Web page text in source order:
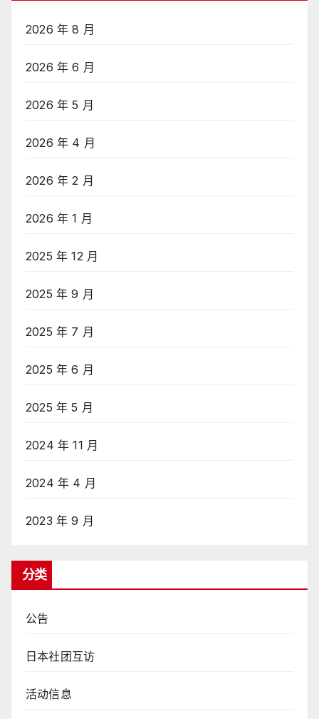
2026 年 8 月
2026 年 6 月
2026 年 5 月
2026 年 4 月
2026 年 2 月
2026 年 1 月
2025 年 12 月
2025 年 9 月
2025 年 7 月
2025 年 6 月
2025 年 5 月
2024 年 11 月
2024 年 4 月
2023 年 9 月
分类
公告
日本社团互访
活动信息